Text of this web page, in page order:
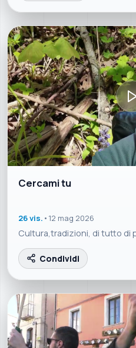
Cercami tu
26 vis. • 12 mag 2026
Cultura,tradizioni, di tutto di
Condividi